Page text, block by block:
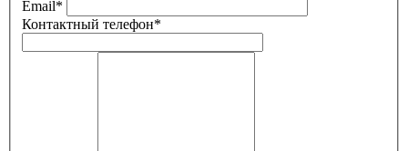
Email*
Контактный телефон*